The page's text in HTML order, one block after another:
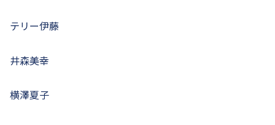
テリー伊藤
井森美幸
横澤夏子